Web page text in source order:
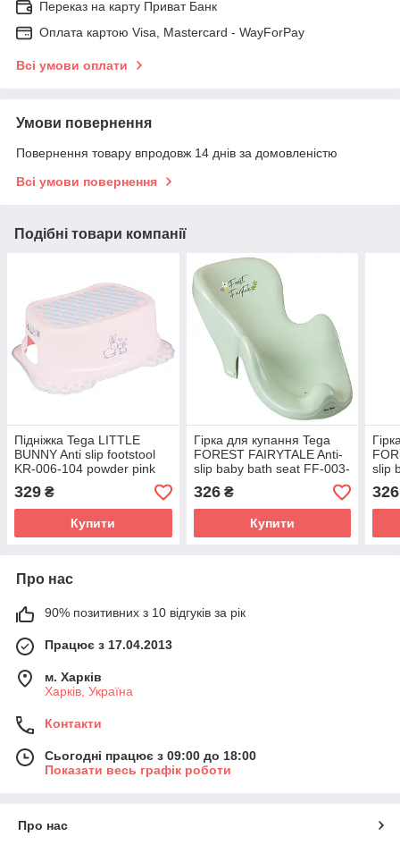
Переказ на карту Приват Банк
Оплата картою Visa, Mastercard - WayForPay
Всі умови оплати
Умови повернення
Повернення товару впродовж 14 днів за домовленістю
Всі умови повернення
Подібні товари компанії
Підніжка Tega LITTLE
BUNNY Anti slip footstool
KR-006-104 powder pink
(рожевий)
329 ₴
Купити
Гірка для купання Tega
FOREST FAIRYTALE Anti-
slip baby bath seat FF-003-
112 light green (зелений)
326₴
Купити
slip
109
326
Про нас
90% позитивних з 10 відгуків за рік
Працює з 17.04.2013
м. Харків
Харків, Україна
Контакти
Сьогодні працює з 09:00 до 18:00
Показати весь графік роботи
Про нас